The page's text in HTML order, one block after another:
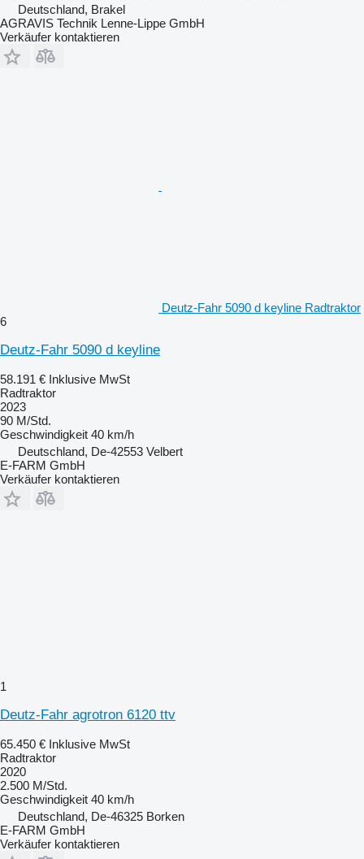
Deutschland, Brakel
AGRAVIS Technik Lenne-Lippe GmbH
Verkäufer kontaktieren
Deutz-Fahr 5090 d keyline Radtraktor
6
Deutz-Fahr 5090 d keyline
58.191 € Inklusive MwSt
Radtraktor
2023
90 M/Std.
Geschwindigkeit 40 km/h
Deutschland, De-42553 Velbert
E-FARM GmbH
Verkäufer kontaktieren
1
Deutz-Fahr agrotron 6120 ttv
65.450 € Inklusive MwSt
Radtraktor
2020
2.500 M/Std.
Geschwindigkeit 40 km/h
Deutschland, De-46325 Borken
E-FARM GmbH
Verkäufer kontaktieren